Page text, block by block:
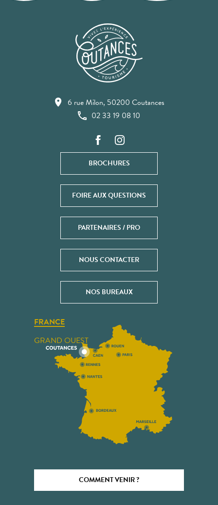
6 rue Milon, 50200 Coutances
02 33 19 08 10
BROCHURES
FOIRE AUX QUESTIONS
PARTENAIRES / PRO
NOUS CONTACTER
NOS BUREAUX
FRANCE
GRAND OUEST
COMMENT VENIR ?